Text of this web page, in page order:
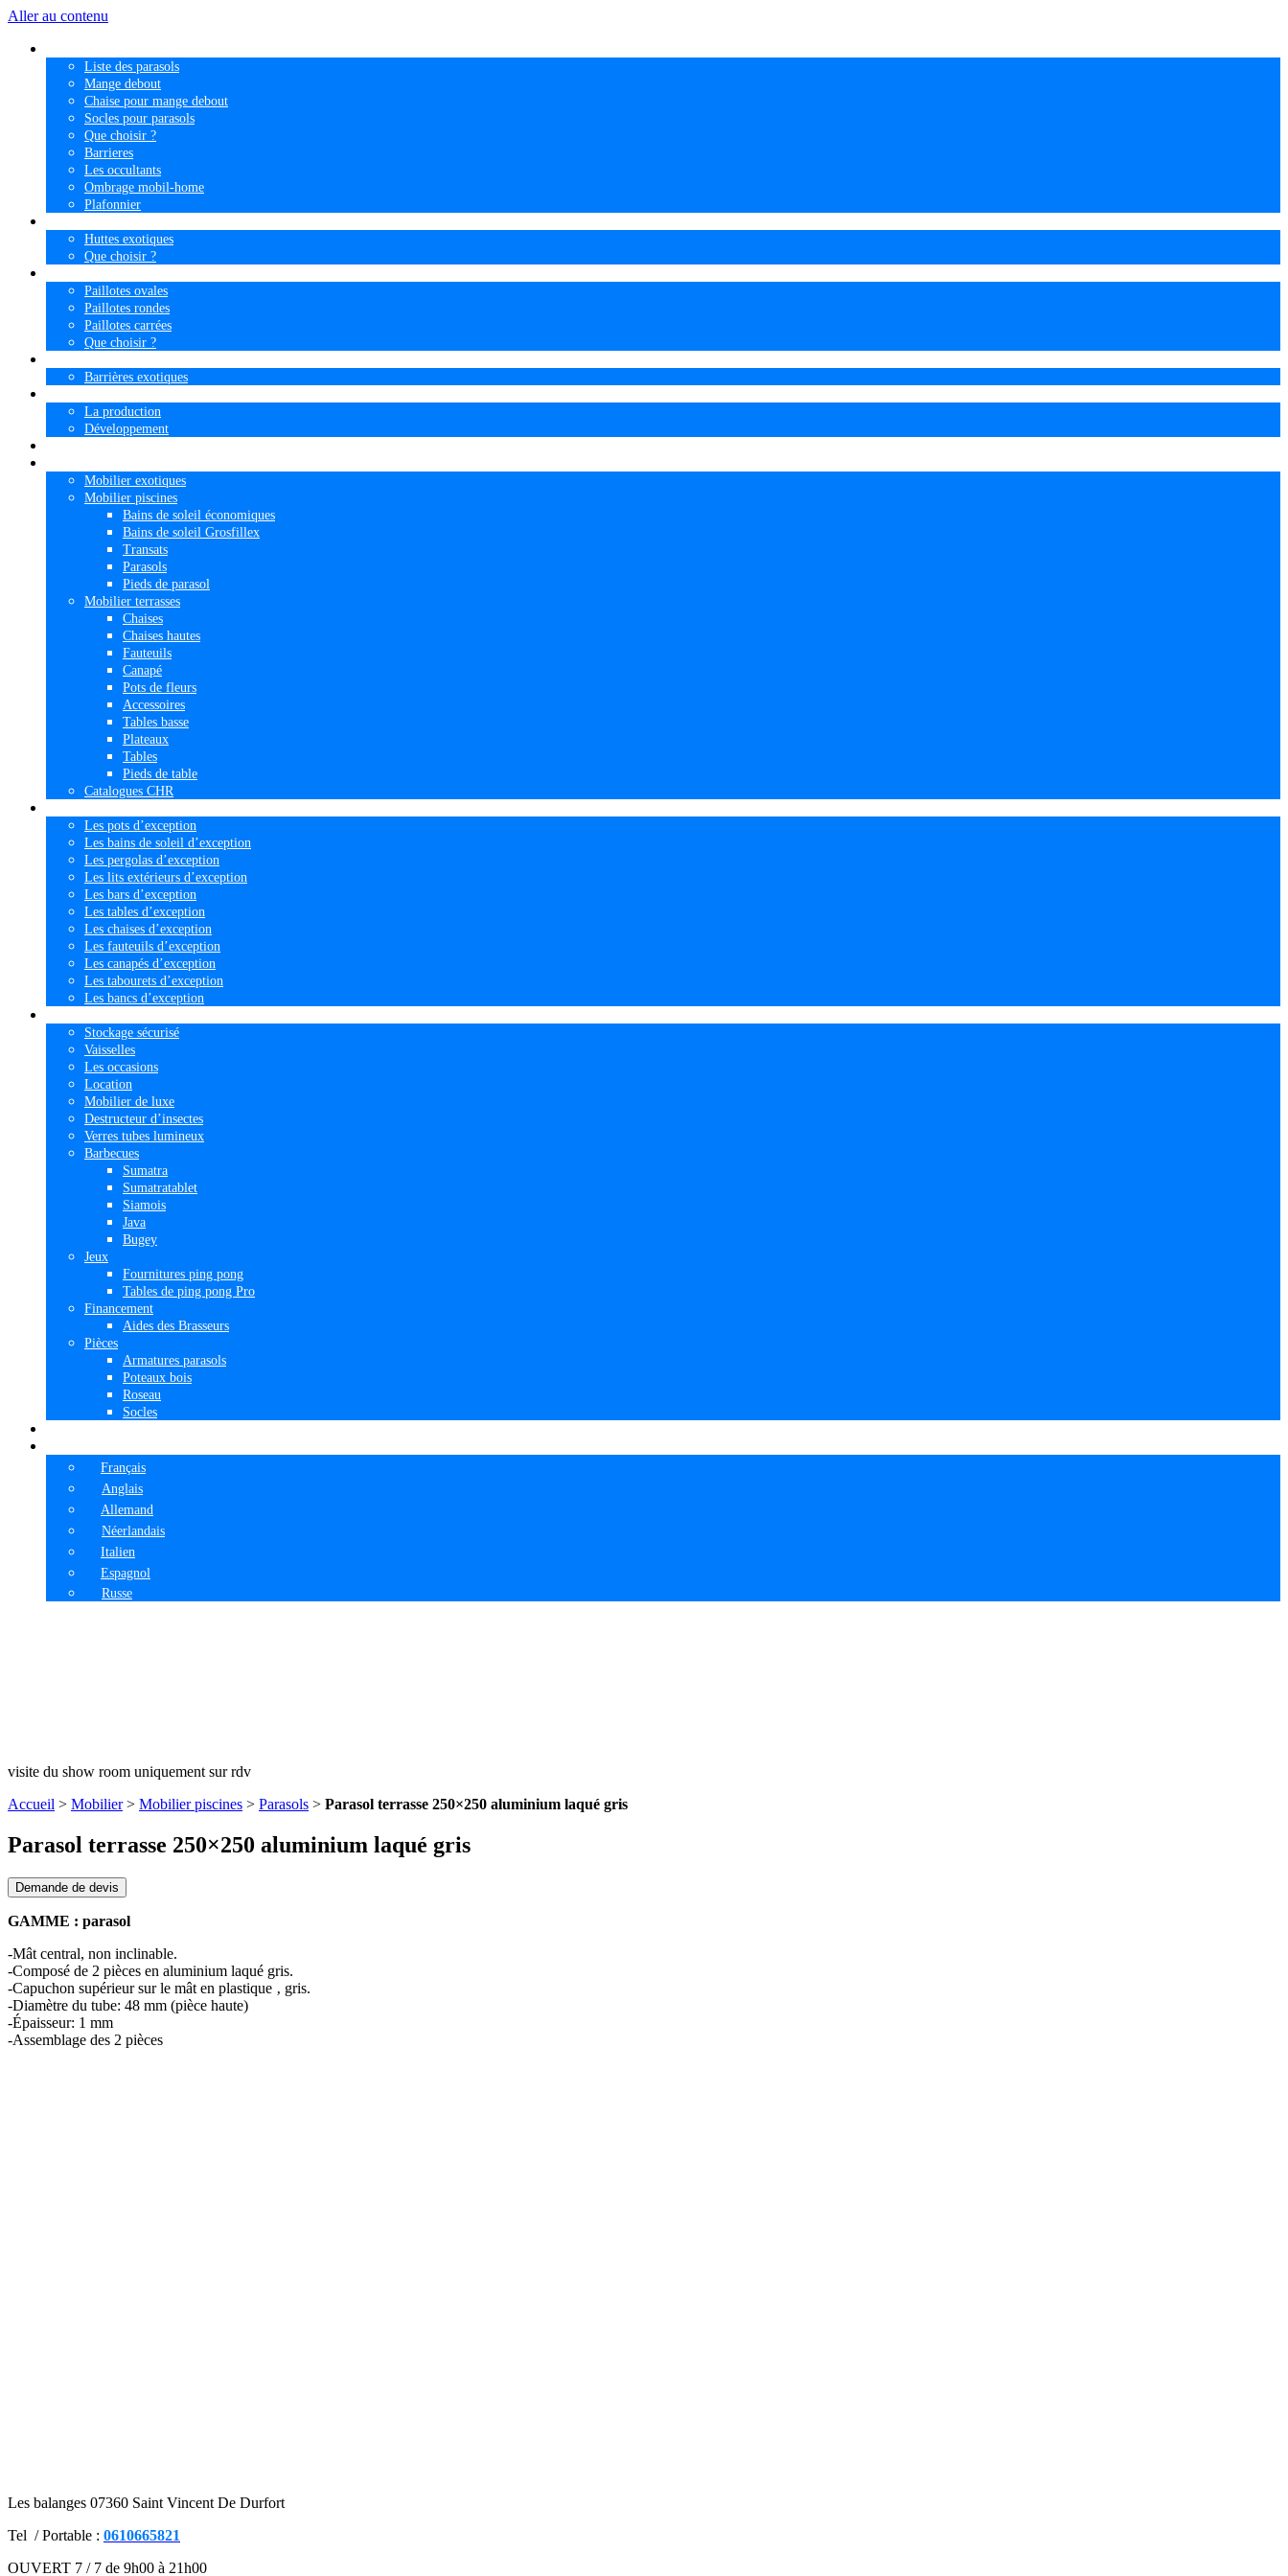
Aller au contenu
Liste des parasols
Mange debout
Chaise pour mange debout
Socles pour parasols
Que choisir ?
Barrieres
Les occultants
Ombrage mobil-home
Plafonnier
Huttes exotiques
Que choisir ?
Paillotes ovales
Paillotes rondes
Paillotes carrées
Que choisir ?
Barrières exotiques
La production
Développement
Mobilier exotiques
Mobilier piscines
Bains de soleil économiques
Bains de soleil Grosfillex
Transats
Parasols
Pieds de parasol
Mobilier terrasses
Chaises
Chaises hautes
Fauteuils
Canapé
Pots de fleurs
Accessoires
Tables basse
Plateaux
Tables
Pieds de table
Catalogues CHR
Les pots d’exception
Les bains de soleil d’exception
Les pergolas d’exception
Les lits extérieurs d’exception
Les bars d’exception
Les tables d’exception
Les chaises d’exception
Les fauteuils d’exception
Les canapés d’exception
Les tabourets d’exception
Les bancs d’exception
Stockage sécurisé
Vaisselles
Les occasions
Location
Mobilier de luxe
Destructeur d’insectes
Verres tubes lumineux
Barbecues
Sumatra
Sumatratablet
Siamois
Java
Bugey
Jeux
Fournitures ping pong
Tables de ping pong Pro
Financement
Aides des Brasseurs
Pièces
Armatures parasols
Poteaux bois
Roseau
Socles
Français
Anglais
Allemand
Néerlandais
Italien
Espagnol
Russe
visite du show room uniquement sur rdv
Accueil > Mobilier> Mobilier piscines > Parasols > Parasol terrasse 250×250 aluminium laqué gris
Parasol terrasse 250×250 aluminium laqué gris
Demande de devis
GAMME : parasol
-Mât central, non inclinable.
-Composé de 2 pièces en aluminium laqué gris.
-Capuchon supérieur sur le mât en plastique ‚ gris.
-Diamètre du tube: 48 mm (pièce haute)
-Épaisseur: 1 mm
-Assemblage des 2 pièces
Les balanges 07360 Saint Vincent De Durfort
Tel / Portable : 0610665821
OUVERT 7 / 7 de 9h00 à 21h00